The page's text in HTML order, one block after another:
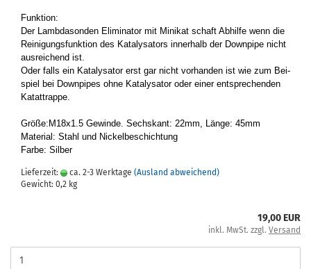
Funk­ti­on:
Der Lamb­da­son­den Eli­mi­na­tor mit Mi­ni­kat schaft Ab­hil­fe wenn die
Rei­ni­gungs­funk­ti­on des Ka­ta­ly­sa­tors in­ner­halb der Down­pi­pe nicht
aus­rei­chend ist.
Oder falls ein Ka­ta­ly­sa­tor erst gar nicht vor­han­den ist wie zum Bei­
spiel bei Down­pipes ohne Ka­ta­ly­sa­tor oder einer ent­spre­chen­den
Ka­tat­trap­pe.
Größe:M18x1.5 Ge­win­de. Sechs­kant: 22mm, Länge: 45mm
Ma­te­ri­al: Stahl und Ni­ckel­be­schich­tung
Farbe: Sil­ber
Lieferzeit: ca. 2-3 Werktage (Ausland abweichend)
Gewicht: 0,2 kg
19,00 EUR
inkl. MwSt. zzgl. Versand